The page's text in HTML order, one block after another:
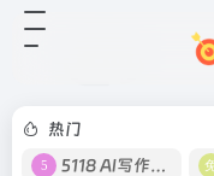
热门
5118 AI写作工具